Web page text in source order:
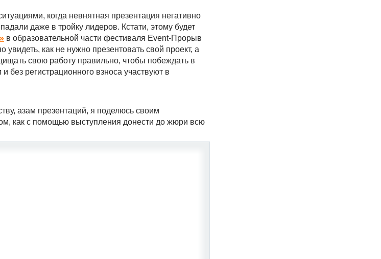
когда невнятная презентация негативно
даже в тройку лидеров. Кстати, этому будет
в образовательной части фестиваля Event-Прорыв
как не нужно презентовать свой проект, а
свою работу правильно, чтобы побеждать в
регистрационного взноса участвуют в
азам презентаций, я поделюсь своим
как с помощью выступления донести до жюри всю